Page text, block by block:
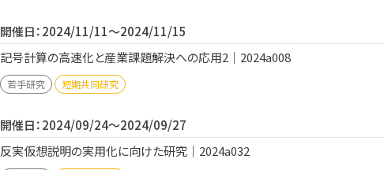
開催日：2024/11/11～2024/11/15
記号計算の高速化と産業課題解決への応用2｜2024a008
若手研究 短期共同研究
開催日：2024/09/24～2024/09/27
反実仮想説明の実用化に向けた研究｜2024a032